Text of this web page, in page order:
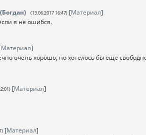
(13.06.2017 16:47) [Материал]
я не ошибся.
[Материал]
очень хорошо, но хотелось бы еще
[Материал]
[Материал]